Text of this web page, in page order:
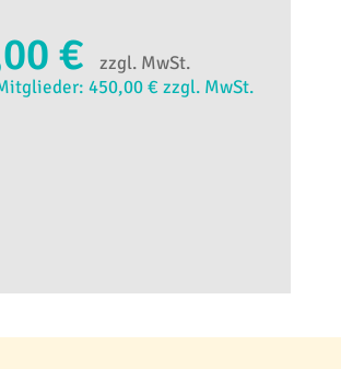
€
zzgl. MwSt.
450,00 € zzgl. MwSt.